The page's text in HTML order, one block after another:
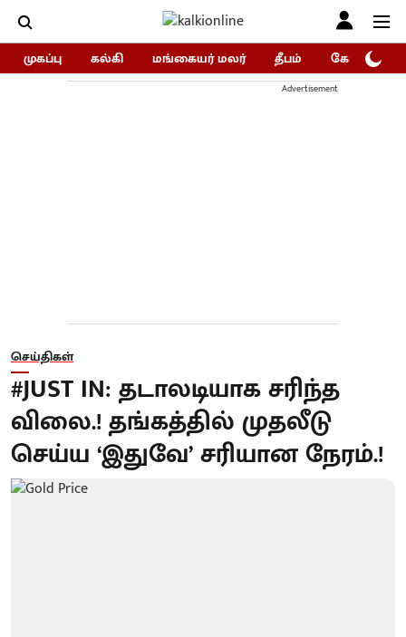
முகப்பு கல்கி மங்கையர் மலர் தீபம் கோகுலம்/
Advertisement
செய்திகள்
#JUST IN: தடாலடியாக சரிந்த
விலை.! தங்கத்தில் முதலீடு
செய்ய ‘இதுவே’ சரியான நேரம்.!